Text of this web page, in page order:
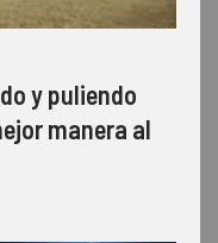
y puliendo
manera al